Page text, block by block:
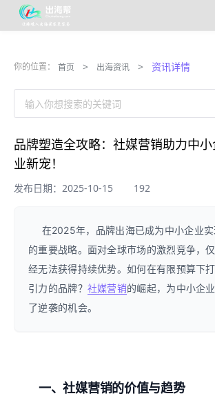
你的位置： 首页 > 出海资讯 > 资讯详情
输入你想搜索的关键词
品牌塑造全攻略：社媒营销助力中
业新宠！
发布日期：2025-10-15 192
在2025年，品牌出海已成为中小企业
的重要战略。面对全球市场的激烈竞争，
经无法获得持续优势。如何在有限预算下
引力的品牌？ 社媒营销的崛起，为中小企
了逆袭的机会。
一、社媒营销的价值与趋势